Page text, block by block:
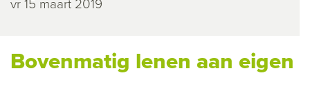
vr 15 maart 2019
Bovenmatig lenen aan eigen